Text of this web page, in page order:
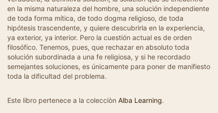
en la misma naturaleza del hombre, una solución independiente
de toda forma mítica, de todo dogma religioso, de toda
hipótesis trascendente, y quiere descubrirla en la experiencia,
ya exterior, ya interior. Pero la cuestión actual es de orden
filosófico. Tenemos, pues, que rechazar en absoluto toda
solución subordinada a una fe religiosa, y si he recordado
semejantes soluciones, es únicamente para poner de manifiesto
toda la dificultad del problema.
Este libro pertenece a la colecciòn Alba Learning.